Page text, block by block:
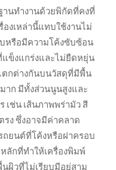
ฐานทำงานด้วยพิกัดที่คงที่
องเหล่านี้แทบใช้งานไม่
บหรือมีความโค้งซับซ้อน
ข็งแกร่งและไม่ยืดหยุ่น
กต่างกันบนวัสดุที่มีพื้น
าก มีทั้งส่วนนูนสูงและ
เช่น เส้นภาพพร่ามัว สี
ง ซึ่งอาจมีค่าคลาด
ถยนต์ที่โค้งหรือฝาครอบ
ลักที่ทำให้เครื่องพิมพ์
ผิวที่ไม่เรียบมีอยู่สาม